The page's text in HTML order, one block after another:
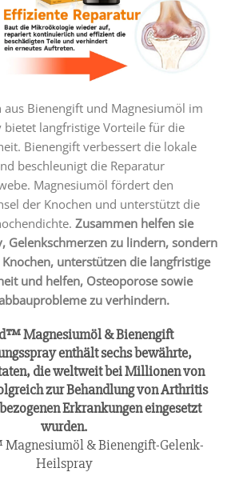
Bienengift und Magnesiumöl im
bietet langfristige Vorteile für die
Bienengift verbessert die lokale
beschleunigt die Reparatur
Magnesiumöl fördert den
der Knochen und unterstützt die
Zusammen helfen sie
Gelenkschmerzen zu lindern, sondern
unterstützen die langfristige
und helfen, Osteoporose sowie
zu verhindern.
Magnesiumöl & Bienengift
enthält sechs bewährte,
die weltweit bei Millionen von
zur Behandlung von Arthritis
Erkrankungen eingesetzt
wurden.